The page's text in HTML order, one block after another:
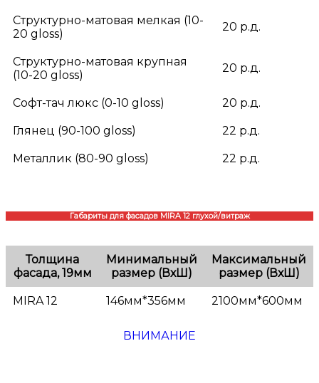
Структурно-матовая мелкая (10-
20 gloss)
20 р.д.
Структурно-матовая крупная
(10-20 gloss)
20 р.д.
Софт-тач люкс (0-10 gloss) 20 р.д.
Глянец (90-100 gloss) 22 р.д.
Металлик (80-90 gloss) 22 р.д.
Габариты для фасадов MIRA 12 глухой/витраж
Толщина
фасада, 19мм
Минимальный
размер (ВхШ)
Максимальный
размер (ВхШ)
MIRA 12 146мм*356мм 2100мм*600мм
ВНИМАНИЕ